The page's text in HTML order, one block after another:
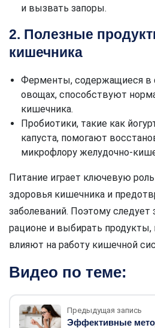
и вызвать запоры.
2. Полезные
кишечника
Ферменты, содержащиеся в
овощах, способствуют
кишечника.
Пробиотики, такие как
капуста, помогают
микрофлору желудочно-
Питание играет ключевую
здоровья кишечника и
заболеваний. Поэтому следует
рационе и выбирать продукты,
влияют на работу кишечной
Видео по теме:
Предыдущая запись
Эффективные